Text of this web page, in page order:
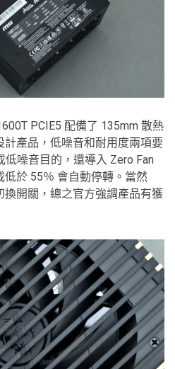
PCIE5 配備了 135mm 散熱
產品，低噪音和耐用度兩項要
噪音目的，還導入 Zero Fan
於 55％ 會自動停轉。當然
開關，總之官方強調產品有獲